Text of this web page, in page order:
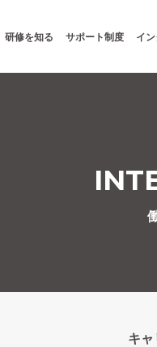
研修を知る サポート制度 イ
キャ